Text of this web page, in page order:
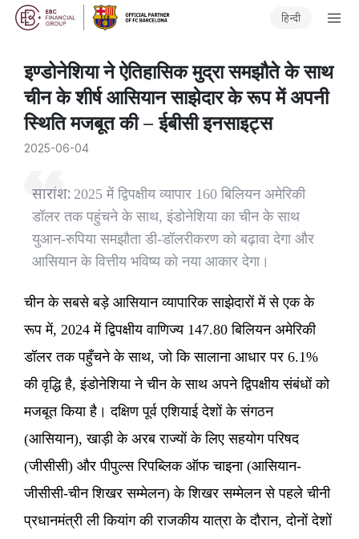
हिन्दी
​इण्डोनेशिया ने ऐतिहासिक मुद्रा समझौते के साथ
चीन के शीर्ष आसियान साझेदार के रूप में अपनी
स्थिति मजबूत की – ईबीसी इनसाइट्स
2025-06-04
सारांश: 2025 में द्विपक्षीय व्यापार 160 बिलियन अमेरिकी
डॉलर तक पहुंचने के साथ, इंडोनेशिया का चीन के साथ
युआन-रुपिया समझौता डी-डॉलरीकरण को बढ़ावा देगा और
आसियान के वित्तीय भविष्य को नया आकार देगा।
चीन के सबसे बड़े आसियान व्यापारिक साझेदारों में से एक के
रूप में, 2024 में द्विपक्षीय वाणिज्य 147.80 बिलियन अमेरिकी
डॉलर तक पहुँचने के साथ, जो कि सालाना आधार पर 6.1%
की वृद्धि है, इंडोनेशिया ने चीन के साथ अपने द्विपक्षीय संबंधों को
मजबूत किया है। दक्षिण पूर्व एशियाई देशों के संगठन
(आसियान), खाड़ी के अरब राज्यों के लिए सहयोग परिषद
(जीसीसी) और पीपुल्स रिपब्लिक ऑफ चाइना (आसियान-
जीसीसी-चीन शिखर सम्मेलन) के शिखर सम्मेलन से पहले चीनी
प्रधानमंत्री ली कियांग की राजकीय यात्रा के दौरान, दोनों देशों